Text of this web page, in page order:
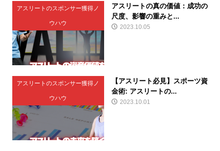
アスリートのスポンサー獲得ノ
ウハウ
アスリートの真の価値：成功の
尺度、影響の重みと...
2023.10.05
アスリートのスポンサー獲得ノ
ウハウ
【アスリート必見】スポーツ資
金術: アスリートの...
2023.10.01